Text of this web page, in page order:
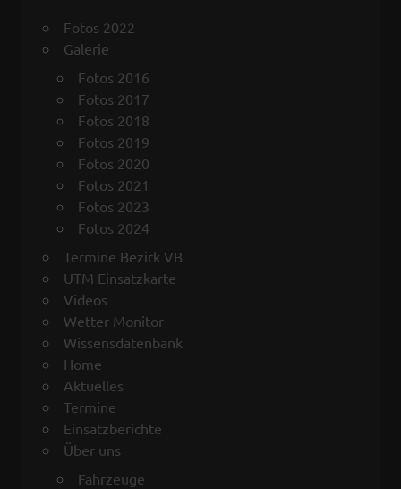
Fotos 2022
Galerie
Fotos 2016
Fotos 2017
Fotos 2018
Fotos 2019
Fotos 2020
Fotos 2021
Fotos 2023
Fotos 2024
Termine Bezirk VB
UTM Einsatzkarte
Videos
Wetter Monitor
Wissensdatenbank
Home
Aktuelles
Termine
Einsatzberichte
Über uns
Fahrzeuge